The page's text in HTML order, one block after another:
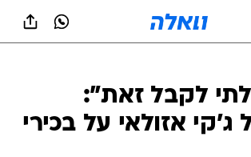
לקבל זאת":
ג'קי אזולאי על בכירי